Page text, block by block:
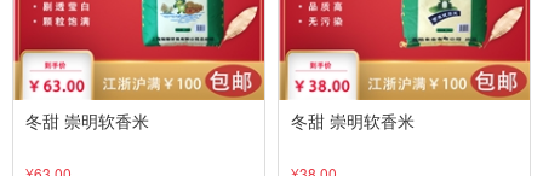
冬甜 崇明软香米 冬甜 崇明软香米